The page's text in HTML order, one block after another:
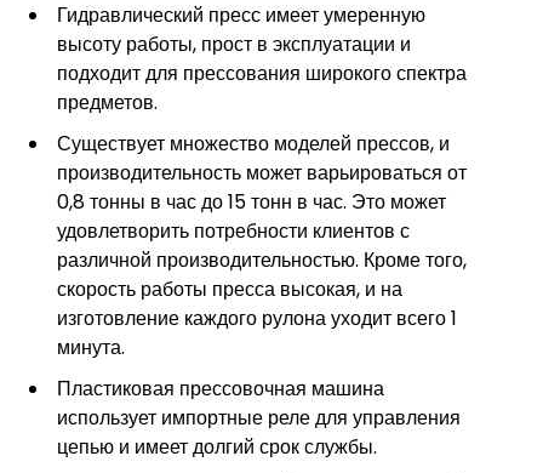
Гидравлический пресс имеет умеренную
высоту работы, прост в эксплуатации и
подходит для прессования широкого спектра
предметов.
Существует множество моделей прессов, и
производительность может варьироваться от
0,8 тонны в час до 15 тонн в час. Это может
удовлетворить потребности клиентов с
различной производительностью. Кроме того,
скорость работы пресса высокая, и на
изготовление каждого рулона уходит всего 1
минута.
Пластиковая прессовочная машина
использует импортные реле для управления
цепью и имеет долгий срок службы.